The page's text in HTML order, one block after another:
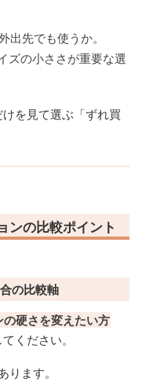
出先でも使うか。
ズの小ささが重要な選
を見て選ぶ「ずれ買
ンの比較ポイント
の比較軸
硬さを変えたい方
ください。
ます。